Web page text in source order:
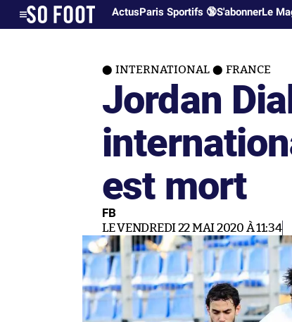
ActusParis Sportifs 🔞S'abonnerLe
INTERNATIONAL FRANCE
Jordan
est mort
FB
LE VENDREDI 22 MAI 2020 À 11:34